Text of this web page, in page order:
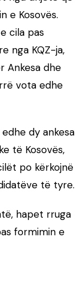
e Kosovës.
cila pas
nga KQZ-ja,
Ankesa dhe
vota edhe
dy ankesa
të Kosovës,
po kërkojnë
të tyre.
hapet rruga
formimin e